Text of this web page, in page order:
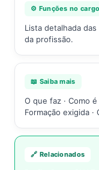
⚙️ Funções no cargo
Lista detalhada
da profissão.
📖 Saiba mais
O que faz · Como
Formação exigida ·
🔗 Relacionados